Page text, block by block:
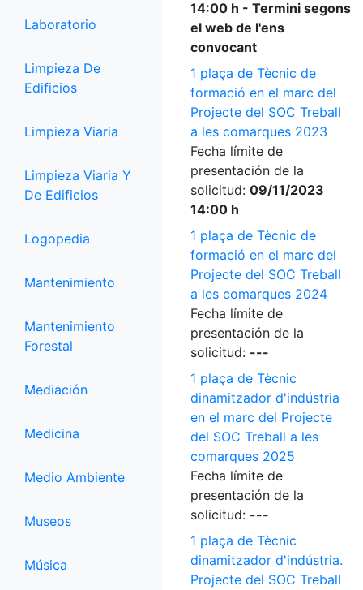
Laboratorio
Limpieza De
Edificios
Limpieza Viaria
Limpieza Viaria Y
De Edificios
Logopedia
Mantenimiento
Mantenimiento
Forestal
Mediación
Medicina
Medio Ambiente
Museos
Música
14:00 h - Termini segons
el web de l'ens
convocant
1 plaça de Tècnic de
formació en el marc del
Projecte del SOC Treball
a les comarques 2023
Fecha límite de
presentación de la
solicitud: 09/11/2023
14:00 h
1 plaça de Tècnic de
formació en el marc del
Projecte del SOC Treball
a les comarques 2024
Fecha límite de
presentación de la
solicitud: ---
1 plaça de Tècnic
dinamitzador d'indústria
en el marc del Projecte
del SOC Treball a les
comarques 2025
Fecha límite de
presentación de la
solicitud: ---
1 plaça de Tècnic
dinamitzador d'indústria.
Projecte del SOC Treball